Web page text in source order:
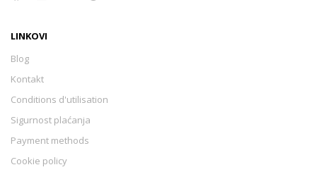
LINKOVI
Blog
Kontakt
Conditions d'utilisation
Sigurnost plaćanja
Payment methods
Cookie policy